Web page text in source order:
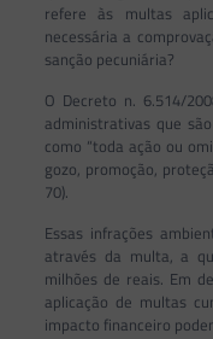
refere às multas
necessária a
sanção pecuniária?
O Decreto n. 6.514/
administrativas que
como “toda ação ou
gozo, promoção,
70).
Essas infrações
através da multa, a
milhões de reais. Em
aplicação de multas
impacto financeiro